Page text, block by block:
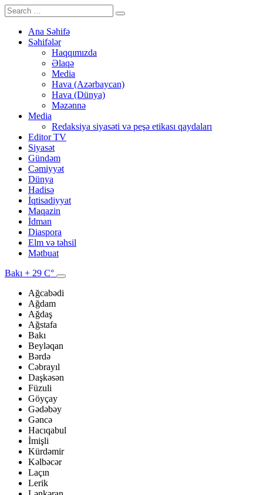
Ana Səhifə
Səhifələr
Haqqımızda
Əlaqə
Media
Hava (Azərbaycan)
Hava (Dünya)
Məzənnə
Media
Redaksiya siyasəti və peşə etikası qaydaları
Editor TV
Siyasət
Gündəm
Cəmiyyət
Dünya
Hadisə
İqtisadiyyat
Maqazin
İdman
Diaspora
Elm və təhsil
Mətbuat
Bakı + 29 C°
Ağcabədi
Ağdam
Ağdaş
Ağstafa
Bakı
Beyləqan
Bərdə
Cəbrayıl
Daşkəsən
Füzuli
Göyçay
Gədəbəy
Gəncə
Hacıqabul
İmişli
Kürdəmir
Kəlbəcər
Laçın
Lerik